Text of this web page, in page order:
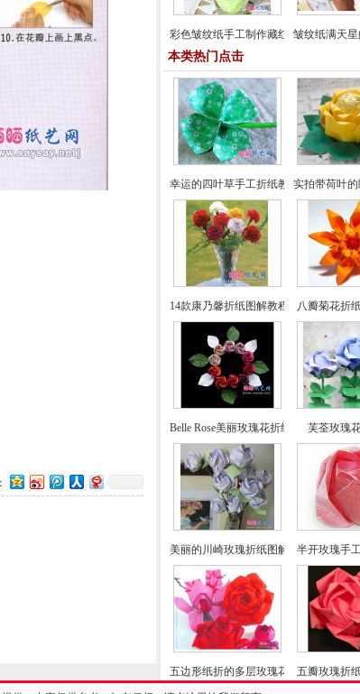
彩色皱纹纸手工制作藏红花的方法
皱纹纸满天星
本类热门点击
幸运的四叶草手工折纸教程实拍带荷叶的
14款康乃馨折纸图解教程 八瓣菊花折
Belle Rose美丽玫瑰花折纸教程芙荃玫瑰
美丽的川崎玫瑰折纸图解教程(超详细)
半开玫瑰手
五边形纸折的多层玫瑰花折纸教程图解
五瓣玫瑰折